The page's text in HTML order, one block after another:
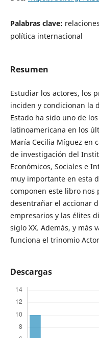
Palabras clave:
política internacional
Resumen
Estudiar los actores, los
inciden y condicionan la
Estado ha sido uno de
latinoamericana en los
María Cecilia Míguez en
de investigación del
Económicos, Sociales e
muy importante en esta
componen este libro
desentrañar el accionar
empresarios y las élites
siglo XX. Además, y más
funciona el trinomio
Descargas